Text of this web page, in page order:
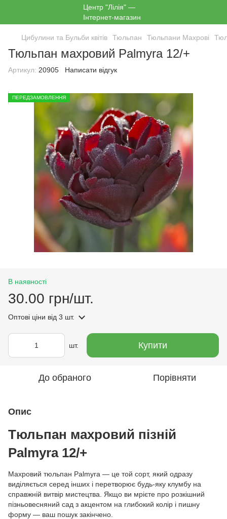
Цибулини та Бульби квітів Тюльпан Тюльпани Махрові
Тюльпан махровий Palmyra 12/+
Артикул: 20905 Написати відгук
ПЕРЕДЗАМОВЛЕННЯ
В наявності
30.00 грн/шт.
Оптові ціни від 3 шт.
шт. Купити
До обраного Порівняти
Опис
Тюльпан махровий пізній
Palmyra 12/+
Махровий тюльпан Palmyra — це той сорт, який одразу
виділяється серед інших і перетворює будь-яку клумбу на
справжній витвір мистецтва. Якщо ви мрієте про розкішний
пізньовесняний сад з акцентом на глибокий колір і пишну
форму — ваш пошук закінчено.